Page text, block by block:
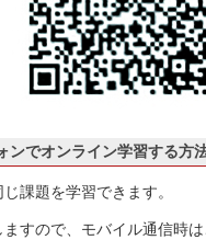
ンでオンライン学習する方
課題を学習できます。
すので、モバイル通信時は